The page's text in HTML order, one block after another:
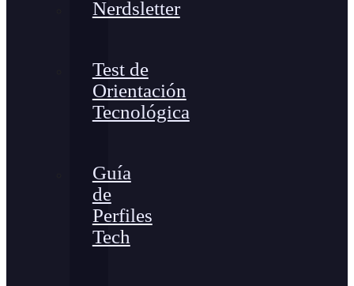
Nerdsletter
Test de
Orientación
Tecnológica
Guía
de
Perfiles
Tech